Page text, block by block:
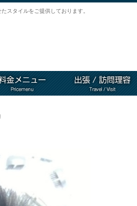
スタイルをご提供しております。